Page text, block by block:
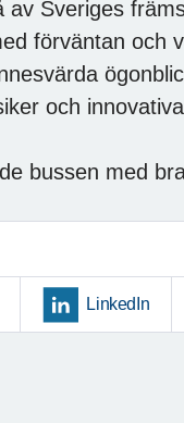
av Sveriges
förväntan och
och
bussen med
LinkedIn